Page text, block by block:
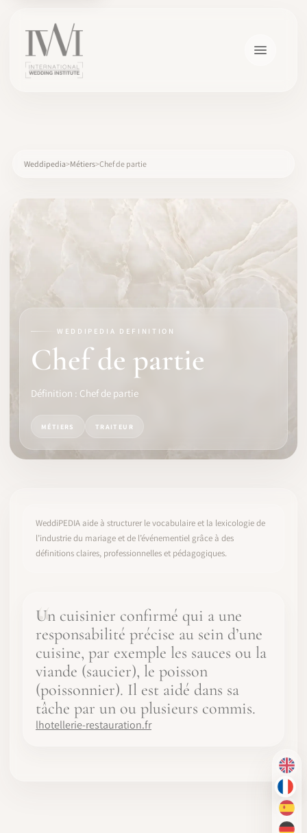
LOGICIEL
IDENTITÉ PRO
COMMENCER
EN
FR
ES
Weddipedia Métiers Chef de partie
WEDDIPEDIA DEFINITION
Chef de partie
Définition : Chef de partie
MÉTIERS TRAITEUR
WeddiPEDIA aide à structurer le vocabulaire et la lexicologie de
l’industrie du mariage et de l’événementiel grâce à des
définitions claires, professionnelles et pédagogiques.
Un cuisinier confirmé qui a une
responsabilité précise au sein d’une
cuisine, par exemple les sauces ou la
viande (saucier), le poisson
(poissonnier). Il est aidé dans sa
tâche par un ou plusieurs commis.
lhotellerie-restauration.fr